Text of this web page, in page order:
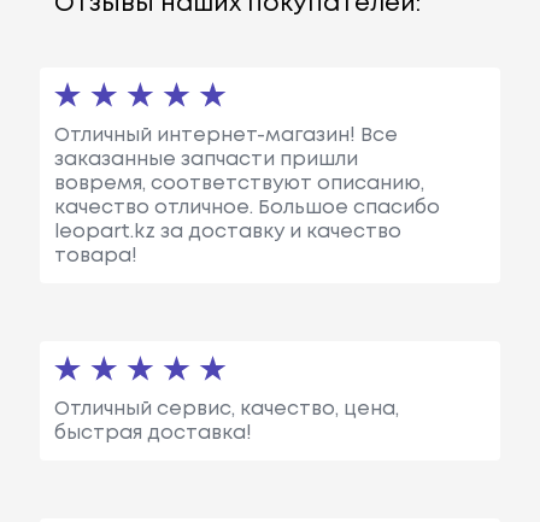
Отличный интернет-магазин! Все
заказанные запчасти пришли
вовремя, соответствуют описанию,
качество отличное. Большое спасибо
leopart.kz за доставку и качество
товара!
Отличный сервис, качество, цена,
быстрая доставка!